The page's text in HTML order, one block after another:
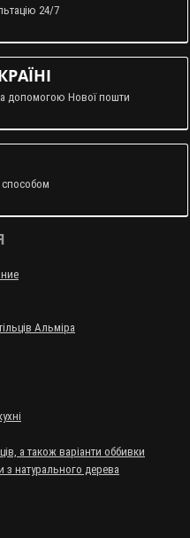
24/7
допомогою Нової пошти
Альміра
а також варіанти оббивки
натурального дерева